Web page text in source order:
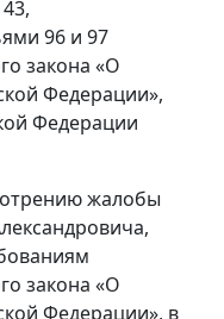
96 и 97
закона «О
Федерации»,
Федерации
жалобы
закона «О
Федерации», в